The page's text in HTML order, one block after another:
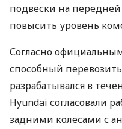
подвески на передней
повысить уровень
Согласно
способный
разрабатывался в
Hyundai согласовали
задними колесами с